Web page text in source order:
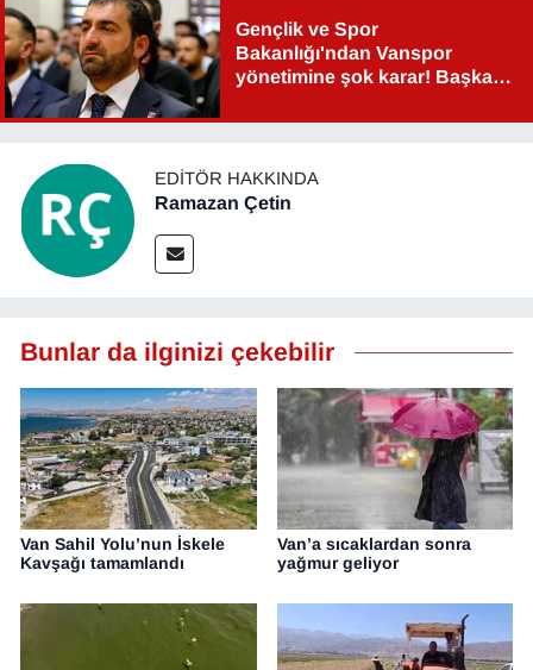
Gençlik ve Spor
Bakanlığı'ndan Vanspor
yönetimine şok karar! Başkan
EDITÖR HAKKINDA
Ramazan Çetin
Bunlar da ilginizi çekebilir
Van Sahil Yolu’nun İskele
Kavşağı tamamlandı
Van’a sıcaklardan sonra
yağmur geliyor